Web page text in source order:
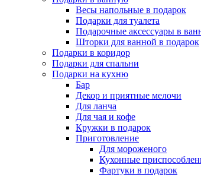
Весы напольные в подарок
Подарки для туалета
Подарочные аксессуары в
Шторки для ванной в подарок
Подарки в коридор
Подарки для спальни
Подарки на кухню
Бар
Декор и приятные мелочи
Для ланча
Для чая и кофе
Кружки в подарок
Приготовление
Для мороженого
Кухонные
Фартуки в подарок